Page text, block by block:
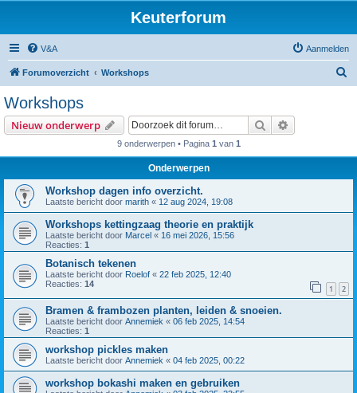
Keuterforum
V&A Aanmelden
Forumoverzicht Workshops
Workshops
Nieuw onderwerp Zoek
9 onderwerpen • Pagina 1 van 1
Onderwerpen
Workshop dagen info overzicht.
Laatste bericht door marith « 12 aug 2024, 19:08
Workshops kettingzaag theorie en praktijk
Laatste bericht door Marcel « 16 mei 2026, 15:56
Reacties: 1
Botanisch tekenen
Laatste bericht door Roelof « 22 feb 2025, 12:40
Reacties: 14 1 2
Bramen & frambozen planten, leiden & snoeien.
Laatste bericht door Annemiek « 06 feb 2025, 14:54
Reacties: 1
workshop pickles maken
Laatste bericht door Annemiek « 04 feb 2025, 00:22
workshop bokashi maken en gebruiken